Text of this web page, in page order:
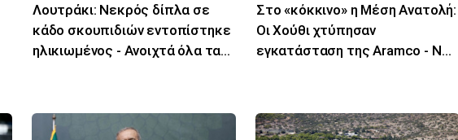
Λουτράκι: Νεκρός δίπλα σε
κάδο σκουπιδιών εντοπίστηκε
ηλικιωμένος - Ανοιχτά όλα τα
Στο «κόκκινο» η Μέση Ανατολή:
Οι Χούθι χτύπησαν
εγκατάσταση της Aramco - Νέο